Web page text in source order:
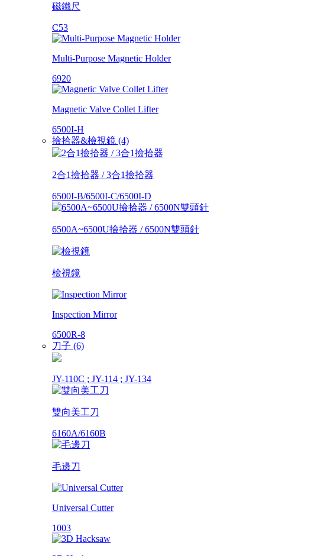
磁鐵尺
C53
Multi-Purpose Magnetic Holder
6920
Magnetic Valve Collet Lifter
6500I-H
撿拾器&檢視鏡 (4)
2合1撿拾器 / 3合1撿拾器
6500I-B/6500I-C/6500I-D
6500A~6500U撿拾器 / 6500N雙頭針
檢視鏡
Inspection Mirror
6500R-8
刀子 (6)
JY-110C ; JY-114 ; JY-134
雙向美工刀
6160A/6160B
毛邊刀
Universal Cutter
1003